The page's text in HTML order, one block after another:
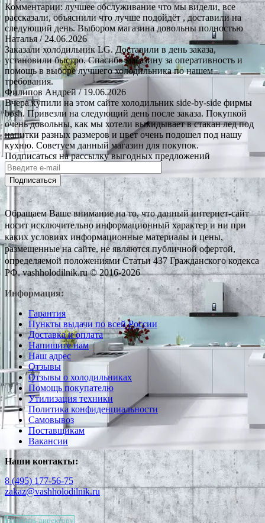
Комментарии: лучшее обслуживание что мы видели, все
рассказали, объяснили что лучше подойдёт , доставили на
следующий день. Выбором магазина довольны полностью
Наталья/ 24.06.2026
Заказали холодильник LG. Доставили в день заказа,
установили быстро. Спасибо магазину за оперативность и
помощь в выборе лучшего холодильника по нашем
требования.
Филипов Андрей/ 19.06.2026
Вчера купили на этом сайте холодильник side-by-side фирмы
bosh. Привезли на следующий день после заказа. Покупкой
очень довольны, как мы хотели выкидывает в стакан лед под
напитки разных размеров и цвет очень подошел под нашу
кухню. Советуем данный магазин для покупок.
Подписаться на рассылку выгодных предложений
Подписаться
Обращаем Ваше внимание на то, что данный интернет-сайт
носит исключительно информационный характер и ни при
каких условиях информационные материалы и цены,
размещенные на сайте, не являются публичной офертой,
определяемой положениями Статьи 437 Гражданского кодекса
РФ. vashholodilnik.ru © 2016-2026
Информация:
Гарантия
Пункты выдачи по всей России
Доставка и оплата
Напишите нам
Наш адрес
Отзывы
Отзывы о холодильниках
Помощь покупателю
Утилизация техники
Политика конфиденциальности
Самовывоз
Поставщикам
Вакансии
Наши контакты:
8 (495) 177-56-75
zakaz@vashholodilnik.ru
Написать директору